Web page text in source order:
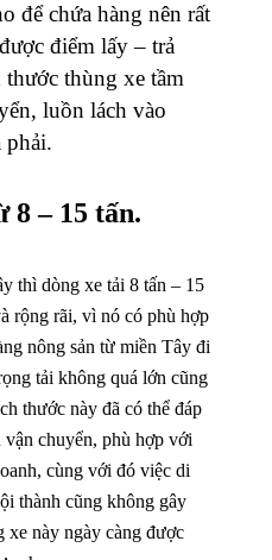
để chứa hàng nên rất
điểm lấy – trả
thùng xe tầm
luồn lách vào
phải.
8 – 15 tấn.
thì dòng xe tải 8 tấn – 15
rộng rãi, vì nó có phù hợp
nông sản từ miền Tây đi
tải không quá lớn cũng
thước này đã có thể đáp
chuyển, phù hợp với
cùng với đó việc di
thành cũng không gây
xe này ngày càng được